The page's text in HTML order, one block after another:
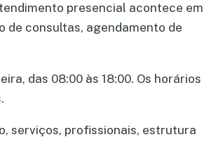
presencial acontece em
de consultas, agendamento de
das 08:00 às 18:00. Os horários
serviços, profissionais, estrutura